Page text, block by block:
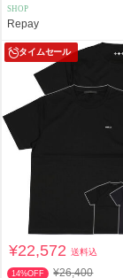
SHOP
Repay
タイムセール
¥22,572送料込
14%OFF ¥26,400